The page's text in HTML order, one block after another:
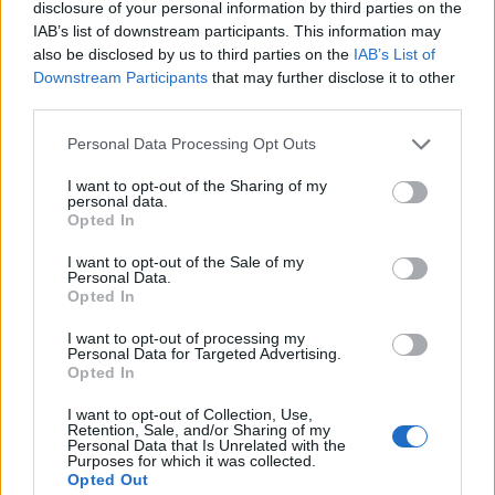
disclosure of your personal information by third parties on the
IAB’s list of downstream participants. This information may
also be disclosed by us to third parties on the IAB’s List of
Downstream Participants that may further disclose it to other
Please note that this website/app uses one or more Google
not limited to your visit or usage behaviour. You may click to
grant or deny consent to Google and its third-party tags to
use your data for below specified purposes in below Google
consent section.
Personal Data Processing Opt Outs
I want to opt-out of the Sharing of my
personal data.
Opted In
I want to opt-out of the Sale of my
Personal Data.
Opted In
I want to opt-out of processing my
Personal Data for Targeted Advertising.
Opted In
I want to opt-out of Collection, Use,
Retention, Sale, and/or Sharing of my
Personal Data that Is Unrelated with the
Purposes for which it was collected.
Opted Out
( 0 recensioni )
anteprima